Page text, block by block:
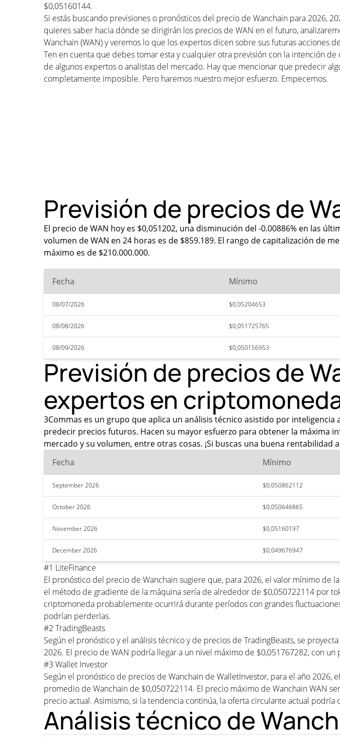
$0,05160144.
Si estás buscando previsiones o pronósticos del precio de Wanchain para 2026,
quieres saber hacia dónde se dirigirán los precios de WAN en el futuro,
Wanchain (WAN) y veremos lo que los expertos dicen sobre sus futuras acciones
Ten en cuenta que debes tomar esta y cualquier otra previsión con la intención de
de algunos expertos o analistas del mercado. Hay que mencionar que predecir
completamente imposible. Pero haremos nuestro mejor esfuerzo. Empecemos.
Previsión de precios de
El precio de WAN hoy es $0,051202, una disminución del -0.00886% en las
volumen de WAN en 24 horas es de $859.189. El rango de capitalización de
máximo es de $210.000.000.
Fecha Mínimo
08/07/2026 $0,05204653
08/08/2026 $0,051725765
08/09/2026 $0,050156953
Previsión de precios de
expertos en
3Commas es un grupo que aplica un análisis técnico asistido por
predecir precios futuros. Hacen su mayor esfuerzo para obtener la máxima
mercado y su volumen, entre otras cosas. ¡Si buscas una buena
Fecha
Mínimo
September 2026 $0,050862112
October 2026 $0,050646865
November 2026 $0,05160197
December 2026 $0,049676947
#1 LiteFinance
El pronóstico del precio de Wanchain sugiere que, para 2026, el valor mínimo
el método de gradiente de la máquina sería de alrededor de $0,050722114 por
criptomoneda probablemente ocurrirá durante períodos con grandes
podrían perderlas.
#2 TradingBeasts
Según el pronóstico y el análisis técnico y de precios de TradingBeasts, se
2026. El precio de WAN podría llegar a un nivel máximo de $0,051767282, con
#3 Wallet Investor
Según el pronóstico de precios de Wanchain de WalletInvestor, para el año
promedio de Wanchain de $0,050722114. El precio máximo de Wanchain WAN
precio actual. Asimismo, si la tendencia continúa, la oferta circulante actual
Análisis técnico de